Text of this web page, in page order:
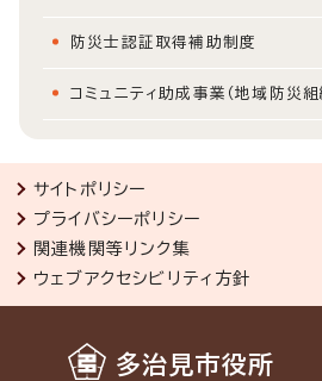
防災士認証取得補助制度
コミュニティ助成事業（地域防災
サイトポリシー
プライバシーポリシー
関連機関等リンク集
ウェブアクセシビリティ方針
多治見市役所